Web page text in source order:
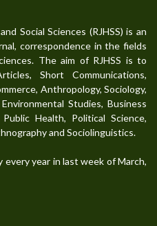
Social Sciences (RJHSS) is an
correspondence in the fields
The aim of RJHSS is to
Short Communications,
Anthropology, Sociology,
Studies, Business
Health, Political Science,
and Sociolinguistics.
year in last week of March,